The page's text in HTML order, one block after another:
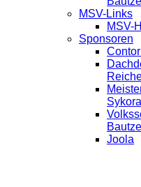
MSV-Links
MSV-
Sponsoren
Sykora
Joola